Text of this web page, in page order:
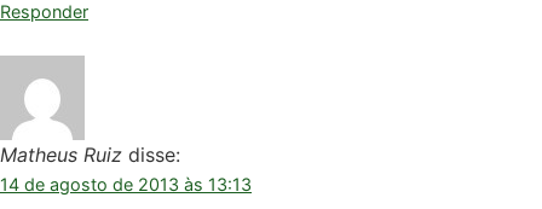
Responder
Matheus Ruiz disse:
14 de agosto de 2013 às 13:13